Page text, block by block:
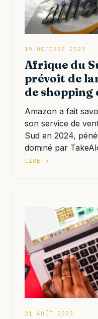
19 OCTOBRE 2023
Afrique du
prévoit de
de shopping
Amazon a fait
son service de
Sud en 2024,
dominé par
LIRE →
21 AOÛT 2023